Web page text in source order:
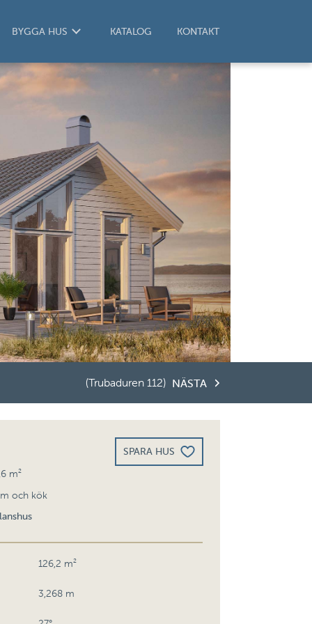
BYGGA HUS KATALOG KONTAKT
NÄSTA
(Trubaduren 112)
SPARA HUS
m²
och kök
126,2 m²
3,268 m